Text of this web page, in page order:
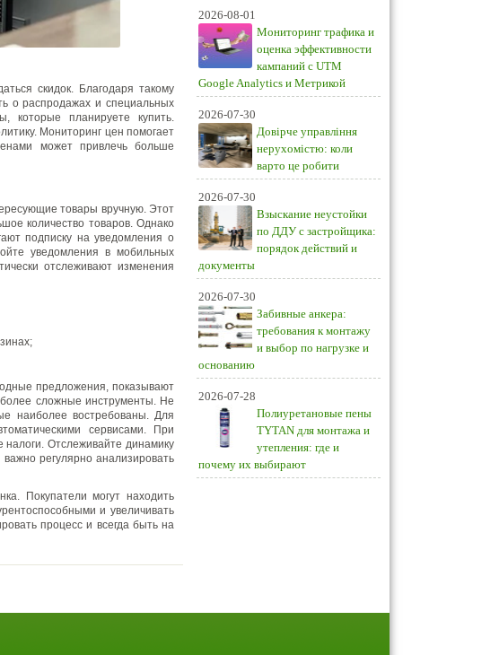
скидок. Благодаря такому
о распродажах и специальных
которые планируете купить.
Мониторинг цен помогает
может привлечь больше
товары вручную. Этот
количество товаров. Однако
подписку на уведомления о
уведомления в мобильных
отслеживают изменения
предложения, показывают
сложные инструменты. Не
наиболее востребованы. Для
сервисами. При
Отслеживайте динамику
регулярно анализировать
Покупатели могут находить
и увеличивать
процесс и всегда быть на
2026-08-01
Мониторинг трафика и
оценка эффективности
кампаний с UTM
Google Analytics и Метрикой
2026-07-30
Довірче управління
нерухомістю: коли
варто це робити
2026-07-30
Взыскание неустойки
по ДДУ с застройщика:
порядок действий и
документы
2026-07-30
Забивные анкера:
требования к монтажу
и выбор по нагрузке и
основанию
2026-07-28
Полиуретановые пены
TYTAN для монтажа и
утепления: где и
почему их выбирают